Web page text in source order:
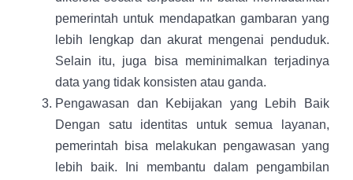
pemerintah untuk mendapatkan gambaran yang
lebih lengkap dan akurat mengenai penduduk.
Selain itu, juga bisa meminimalkan terjadinya
data yang tidak konsisten atau ganda.
Pengawasan dan Kebijakan yang Lebih Baik
Dengan satu identitas untuk semua layanan,
pemerintah bisa melakukan pengawasan yang
lebih baik. Ini membantu dalam pengambilan